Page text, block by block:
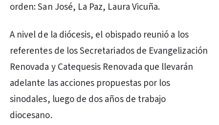
orden: San José, La Paz, Laura Vicuña.
A nivel de la diócesis, el obispado reunió a los
referentes de los Secretariados de Evangelización
Renovada y Catequesis Renovada que llevarán
adelante las acciones propuestas por los
sinodales, luego de dos años de trabajo
diocesano.